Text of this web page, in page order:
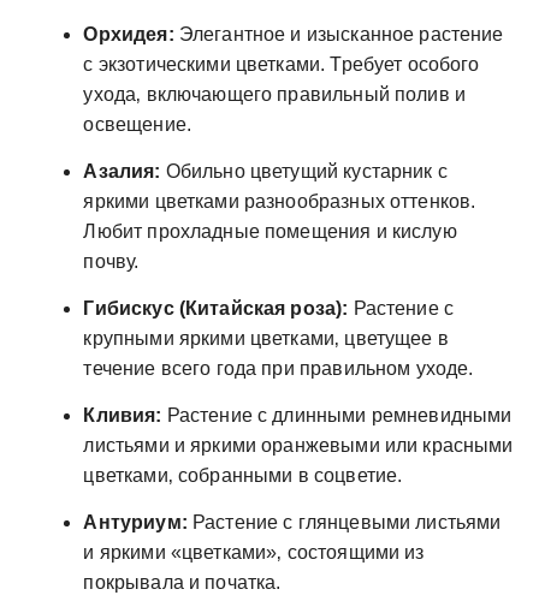
Орхидея: Элегантное и изысканное растение
с экзотическими цветками. Требует особого
ухода‚ включающего правильный полив и
освещение.
Азалия: Обильно цветущий кустарник с
яркими цветками разнообразных оттенков.
Любит прохладные помещения и кислую
почву.
Гибискус (Китайская роза): Растение с
крупными яркими цветками‚ цветущее в
течение всего года при правильном уходе.
Кливия: Растение с длинными ремневидными
листьями и яркими оранжевыми или красными
цветками‚ собранными в соцветие.
Антуриум: Растение с глянцевыми листьями
и яркими «цветками»‚ состоящими из
покрывала и початка.